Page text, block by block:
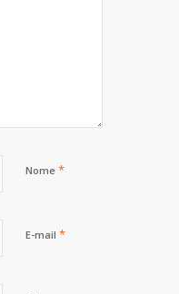
Nome *
E-mail *